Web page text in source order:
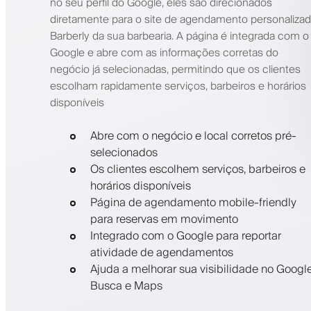
diretamente para o site de agendamento
Barberly da sua barbearia. A página é integrada com o
Google e abre com as informações corretas do
negócio já selecionadas, permitindo que os clientes
escolham rapidamente serviços, barbeiros e horários
disponíveis
Abre com o negócio e local corretos pré-
selecionados
Os clientes escolhem serviços, barbeiros e
horários disponíveis
Página de agendamento mobile-friendly
para reservas em movimento
Integrado com o Google para reportar
atividade de agendamentos
Ajuda a melhorar sua visibilidade no
Busca e Maps